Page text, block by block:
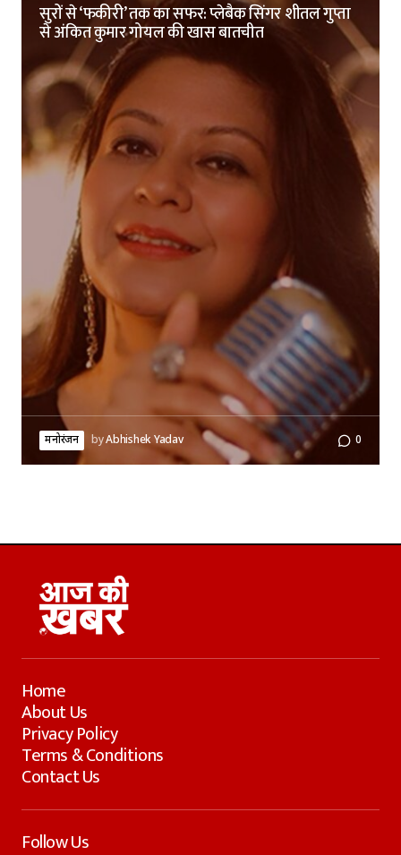
सुरों से ‘फकीरी’ तक का सफर: प्लेबैक सिंगर शीतल गुप्ता
से अंकित कुमार गोयल की खास बातचीत
मनोरंजन byAbhishek Yadav 0
Home
About Us
Privacy Policy
Terms & Conditions
Contact Us
Follow Us